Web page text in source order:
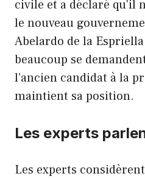
civile et a déclaré qu’il
le nouveau
Abelardo de la
beaucoup se
l’ancien candidat à la
maintient sa position.
Les experts
Les experts